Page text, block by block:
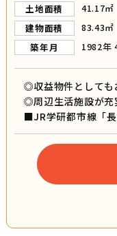
土地面積
41.17㎡
建物面積
83.43㎡
築年月
1982年
◎収益物件としても
◎周辺生活施設が充
■JR学研都市線「
■枚方市立長尾小学
■枚方市立長尾中